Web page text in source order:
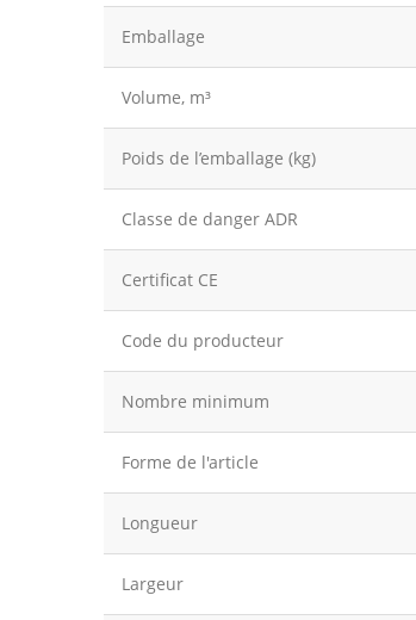
Emballage
Volume, m³
Poids de l’emballage (kg)
Classe de danger ADR
Certificat CE
Code du producteur
Nombre minimum
Forme de l'article
Longueur
Largeur